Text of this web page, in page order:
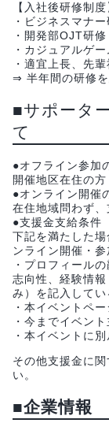
【入社後研修制
・ビジネスマナ
・開発部OJT研修
・カジュアルゲ
・適宜上長、先
⇒ 半年間の研修
■サポータ
て
●オフライン参加
開催地区在住の
●オンライン開催
在住地域問わず
●支援金支給条件
下記を満たした
ンライン開催・参
・プロフィール
志向性、経験情
み）を記入してい
・本イベントペ
・今までイベン
・本イベントに
その他支援金に
い。
■企業情報